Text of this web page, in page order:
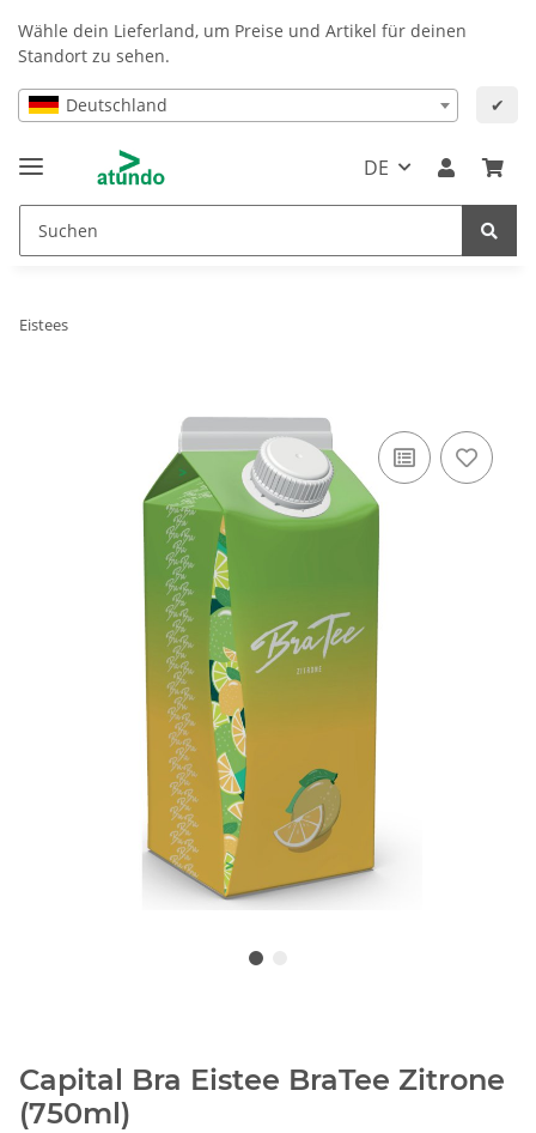
Wähle dein Lieferland, um Preise und Artikel für deinen
Standort zu sehen.
Deutschland ✔
DE
Eistees
Capital Bra Eistee BraTee Zitrone
(750ml)